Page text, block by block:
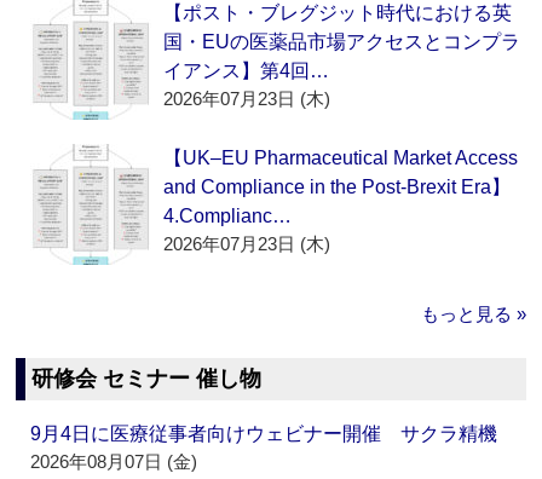
【ポスト・ブレグジット時代における英
国・EUの医薬品市場アクセスとコンプラ
イアンス】第4回…
2026年07月23日 (木)
【UK–EU Pharmaceutical Market Access
and Compliance in the Post-Brexit Era】
4.Complianc…
2026年07月23日 (木)
もっと見る »
研修会 セミナー 催し物
9月4日に医療従事者向けウェビナー開催 サクラ精機
2026年08月07日 (金)